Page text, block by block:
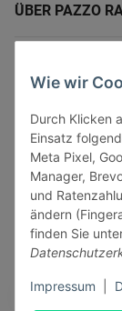
Wie wir
Durch Klicken
Einsatz
Meta Pixel,
Manager,
und
ändern
finden Sie
Impressum
ÜBER PAZZO
GESETZLICHE
Sicher bezahlen